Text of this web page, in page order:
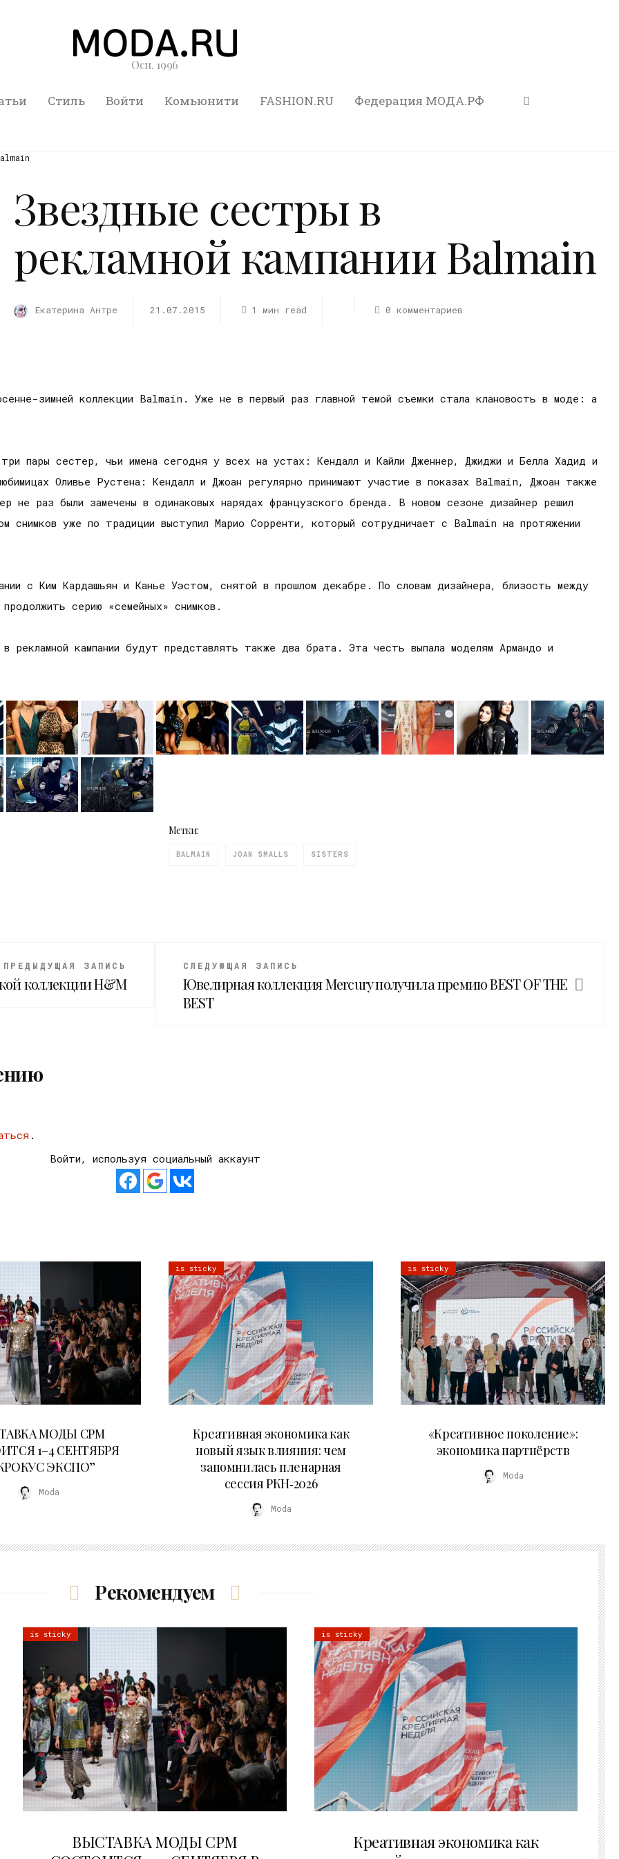
Осн. 1996
Стиль Войти Комьюнити FASHION.RU Федерация МОДА.РФ
Звездные сестры в
рекламной кампании Balmain
Екатерина Антре 21.07.2015 1 мин read 0 комментариев
зимней коллекции Balmain. Уже не в первый раз главной темой съемки стала клановость в моде: а
три пары сестер, чьи имена сегодня у всех на устах: Кендалл и Кайли Дженнер, Джиджи и Белла Хадид и
Оливье Рустена: Кендалл и Джоан регулярно принимают участие в показах Balmain, Джоан также
не раз были замечены в одинаковых нарядах французского бренда. В новом сезоне дизайнер решил
уже по традиции выступил Марио Сорренти, который сотрудничает с Balmain на протяжении
с Ким Кардашьян и Канье Уэстом, снятой в прошлом декабре. По словам дизайнера, близость между
серию «семейных» снимков.
рекламной кампании будут представлять также два брата. Эта честь выпала моделям Армандо и
Метки:
BALMAIN JOAN SMALLS SISTERS
ПРЕДЫДУЩАЯ ЗАПИСЬ
коллекции H&M
СЛЕДУЮЩАЯ ЗАПИСЬ
Ювелирная коллекция Mercury получила премию BEST OF THE
BEST
.
Войти, используя социальный аккаунт
МОДЫ CPM
1–4 СЕНТЯБРЯ
ЭКСПО”
Moda
is sticky
Креативная экономика как
новый язык влияния: чем
запомнилась пленарная
сессия РКН‑2026
Moda
is sticky
«Креативное поколение»:
экономика партнёрств
Moda
Рекомендуем
is sticky
ВЫСТАВКА МОДЫ CPM
is sticky
Креативная экономика как